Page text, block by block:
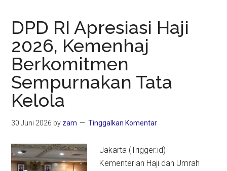
DPD RI Apresiasi Haji
2026, Kemenhaj
Berkomitmen
Sempurnakan Tata
Kelola
30 Juni 2026 by zam Tinggalkan Komentar
Jakarta (Trigger.id) -
Kementerian Haji dan Umrah